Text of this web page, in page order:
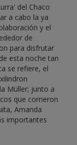
del Chaco
a cabo la ya
y el
de
para disfrutar
esta noche tan
se refiere, el
Müller; junto a
que corrieron
Amanda
importantes